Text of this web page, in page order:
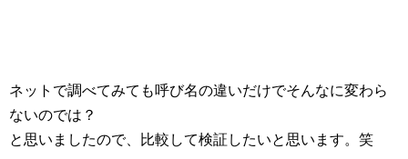
ネットで調べてみても呼び名の違いだけでそんなに変わら
ないのでは？
と思いましたので、比較して検証したいと思います。笑